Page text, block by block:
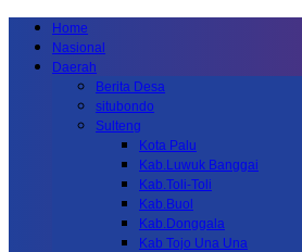
Home
Nasional
Daerah
Berita Desa
situbondo
Sulteng
Kota Palu
Kab.Luwuk Banggai
Kab.Toli-Toli
Kab.Buol
Kab.Donggala
Kab Tojo Una Una